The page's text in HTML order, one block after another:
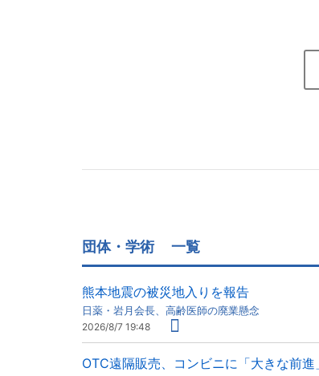
団体・学術 一覧
熊本地震の被災地入りを報告
日薬・岩月会長、高齢医師の廃業懸念
2026/8/7 19:48
OTC遠隔販売、コンビニに「大きな前進